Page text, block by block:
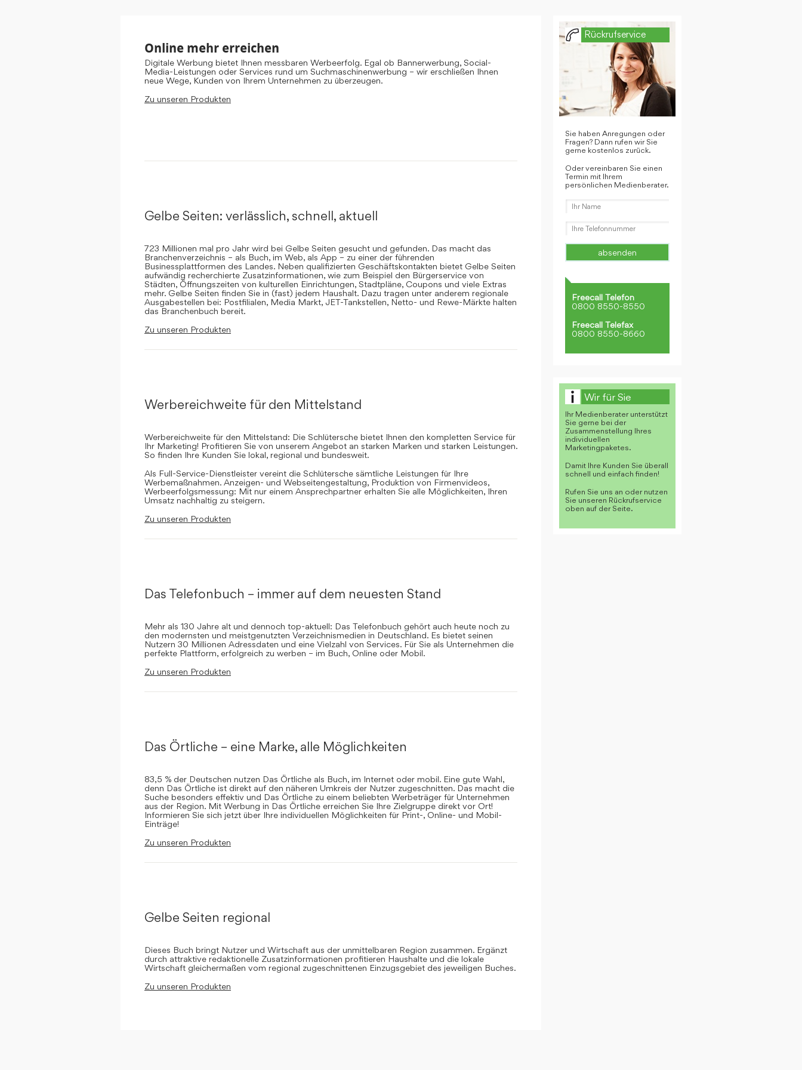
Online mehr erreichen
Digitale Werbung bietet Ihnen messbaren Werbeerfolg. Egal ob Bannerwerbung, Social-
Media-Leistungen oder Services rund um Suchmaschinenwerbung – wir erschließen Ihnen
neue Wege, Kunden von Ihrem Unternehmen zu überzeugen.
Zu unseren Produkten
Gelbe Seiten: verlässlich, schnell, aktuell
723 Millionen mal pro Jahr wird bei Gelbe Seiten gesucht und gefunden. Das macht das
Branchenverzeichnis – als Buch, im Web, als App – zu einer der führenden
Businessplattformen des Landes. Neben qualifizierten Geschäftskontakten bietet Gelbe Seiten
aufwändig recherchierte Zusatzinformationen, wie zum Beispiel den Bürgerservice von
Städten, Öffnungszeiten von kulturellen Einrichtungen, Stadtpläne, Coupons und viele Extras
mehr. Gelbe Seiten finden Sie in (fast) jedem Haushalt. Dazu tragen unter anderem regionale
Ausgabestellen bei: Postfilialen, Media Markt, JET-Tankstellen, Netto- und Rewe-Märkte halten
das Branchenbuch bereit.
Zu unseren Produkten
Werbereichweite für den Mittelstand
Werbereichweite für den Mittelstand: Die Schlütersche bietet Ihnen den kompletten Service für
Ihr Marketing! Profitieren Sie von unserem Angebot an starken Marken und starken Leistungen.
So finden Ihre Kunden Sie lokal, regional und bundesweit.
Als Full-Service-Dienstleister vereint die Schlütersche sämtliche Leistungen für Ihre
Werbemaßnahmen. Anzeigen- und Webseitengestaltung, Produktion von Firmenvideos,
Werbeerfolgsmessung: Mit nur einem Ansprechpartner erhalten Sie alle Möglichkeiten, Ihren
Umsatz nachhaltig zu steigern.
Zu unseren Produkten
Das Telefonbuch – immer auf dem neuesten Stand
Mehr als 130 Jahre alt und dennoch top-aktuell: Das Telefonbuch gehört auch heute noch zu
den modernsten und meistgenutzten Verzeichnismedien in Deutschland. Es bietet seinen
Nutzern 30 Millionen Adressdaten und eine Vielzahl von Services. Für Sie als Unternehmen die
perfekte Plattform, erfolgreich zu werben – im Buch, Online oder Mobil.
Zu unseren Produkten
Das Örtliche – eine Marke, alle Möglichkeiten
83,5 % der Deutschen nutzen Das Örtliche als Buch, im Internet oder mobil. Eine gute Wahl,
denn Das Örtliche ist direkt auf den näheren Umkreis der Nutzer zugeschnitten. Das macht die
Suche besonders effektiv und Das Örtliche zu einem beliebten Werbeträger für Unternehmen
aus der Region. Mit Werbung in Das Örtliche erreichen Sie Ihre Zielgruppe direkt vor Ort!
Informieren Sie sich jetzt über Ihre individuellen Möglichkeiten für Print-, Online- und Mobil-
Einträge!
Zu unseren Produkten
Gelbe Seiten regional
Dieses Buch bringt Nutzer und Wirtschaft aus der unmittelbaren Region zusammen. Ergänzt
durch attraktive redaktionelle Zusatzinformationen profitieren Haushalte und die lokale
Wirtschaft gleichermaßen vom regional zugeschnittenen Einzugsgebiet des jeweiligen Buches.
Zu unseren Produkten
Rückrufservice
Sie haben Anregungen oder
Fragen? Dann rufen wir Sie
gerne kostenlos zurück.
Oder vereinbaren Sie einen
Termin mit Ihrem
persönlichen Medienberater.
Freecall Telefon
0800 8550-8550
Freecall Telefax
0800 8550-8660
Wir für Sie
Ihr Medienberater unterstützt
Sie gerne bei der
Zusammenstellung Ihres
individuellen
Marketingpaketes.
Damit Ihre Kunden Sie überall
schnell und einfach finden!
Rufen Sie uns an oder nutzen
Sie unseren Rückrufservice
oben auf der Seite.